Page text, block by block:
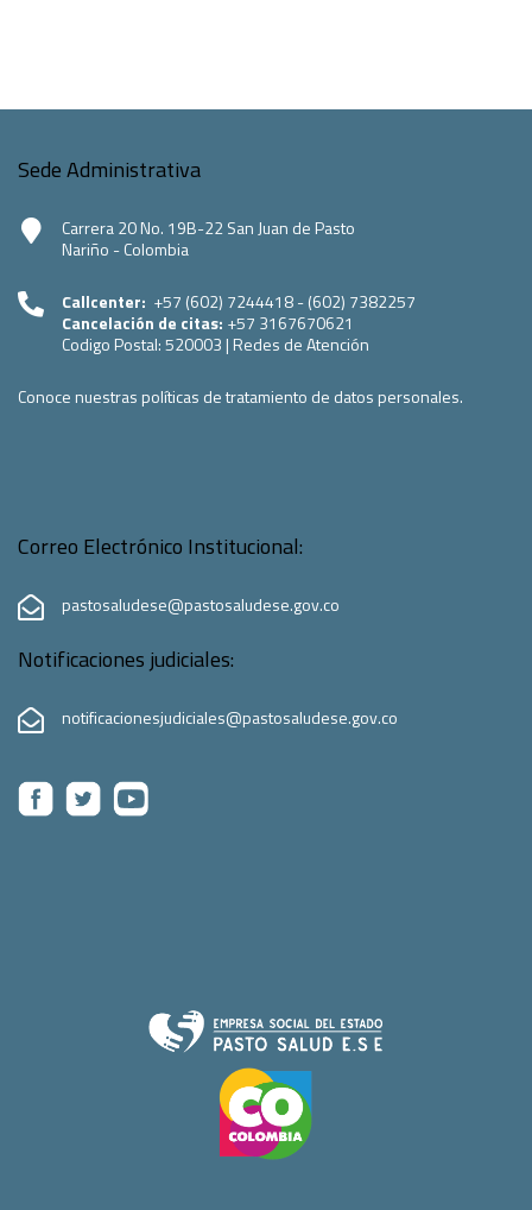
Sede Administrativa
Carrera 20 No. 19B-22 San Juan de Pasto
Nariño - Colombia
Callcenter: +57 (602) 7244418 - (602) 7382257
Cancelación de citas: +57 3167670621
Codigo Postal:520003 | Redes de Atención
Conoce nuestras políticas de tratamiento de datos personales.
Correo Electrónico Institucional:
pastosaludese@pastosaludese.gov.co
Notificaciones judiciales:
notificacionesjudiciales@pastosaludese.gov.co